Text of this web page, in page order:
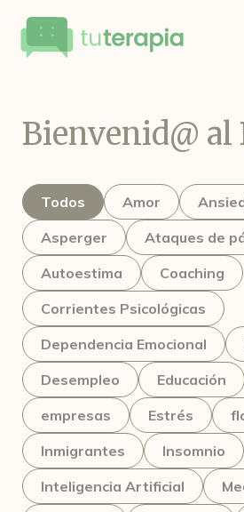
Bienvenid@ al
Todos Amor
Asperger
Ataques de
Autoestima
Coaching
Corrientes Psicológicas
Dependencia Emocional
Desempleo
Educación
empresas
Estrés
Inmigrantes
Insomnio
Inteligencia Artificial